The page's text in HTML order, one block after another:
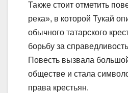
Также стоит отметить
река», в которой Тукай
обычного татарского
борьбу за
Повесть вызвала
обществе и стала
права крестьян.